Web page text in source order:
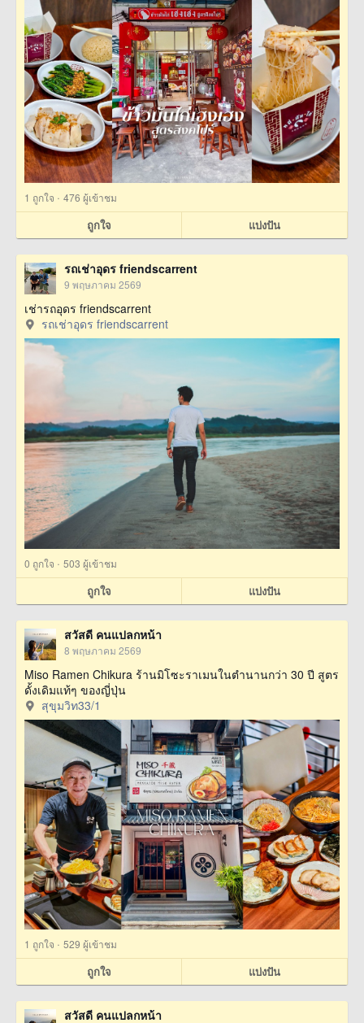
1 ถูกใจ · 476 ผู้เข้าชม
ถูกใจ แบ่งปัน
รถเช่าอุดร friendscarrent
9 พฤษภาคม 2569
เช่ารถอุดร friendscarrent
รถเช่าอุดร friendscarrent
0 ถูกใจ · 503 ผู้เข้าชม
ถูกใจ แบ่งปัน
สวัสดี คนแปลกหน้า
8 พฤษภาคม 2569
Miso Ramen Chikura ร้านมิโซะราเมนในตำนานกว่า 30 ปี สูตร
ดั้งเดิมแท้ๆ ของญี่ปุ่น
สุขุมวิท33/1
1 ถูกใจ · 529 ผู้เข้าชม
ถูกใจ แบ่งปัน
สวัสดี คนแปลกหน้า